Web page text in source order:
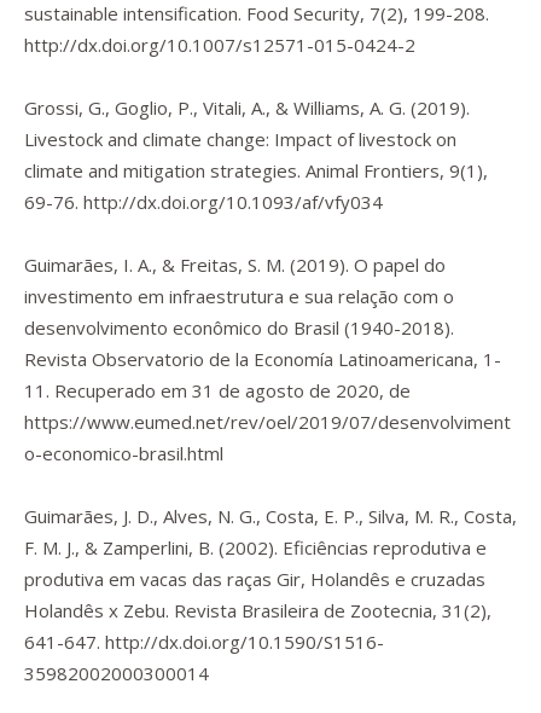
sustainable intensification. Food Security, 7(2), 199-208.
http://dx.doi.org/10.1007/s12571-015-0424-2
Grossi, G., Goglio, P., Vitali, A., & Williams, A. G. (2019).
Livestock and climate change: Impact of livestock on
climate and mitigation strategies. Animal Frontiers, 9(1),
69-76. http://dx.doi.org/10.1093/af/vfy034
Guimarães, I. A., & Freitas, S. M. (2019). O papel do
investimento em infraestrutura e sua relação com o
desenvolvimento econômico do Brasil (1940-2018).
Revista Observatorio de la Economía Latinoamericana, 1-
11. Recuperado em 31 de agosto de 2020, de
https://www.eumed.net/rev/oel/2019/07/desenvolviment
o-economico-brasil.html
Guimarães, J. D., Alves, N. G., Costa, E. P., Silva, M. R., Costa,
F. M. J., & Zamperlini, B. (2002). Eficiências reprodutiva e
produtiva em vacas das raças Gir, Holandês e cruzadas
Holandês x Zebu. Revista Brasileira de Zootecnia, 31 (2),
641-647. http://dx.doi.org/10.1590/S1516-
35982002000300014